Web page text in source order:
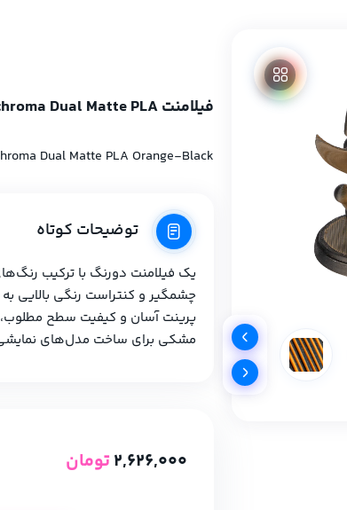
فیلامنت Panchroma Dual Matte PLA برند Polymaker رنگ نارنجی-مشکی
Dual Matte PLA Orange-Black
توضیحات کوتاه
یک فیلامنت دو‌رنگ با ترکیب
چشمگیر و کنتراست رنگی بالایی
پرینت آسان و کیفیت سطح
مشکی برای ساخت مدل‌های
2,626,000تومان